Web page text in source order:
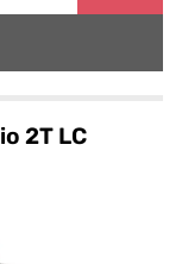
2T LC